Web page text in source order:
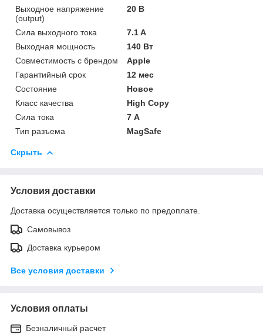
Выходное напряжение
(output)
20 В
Сила выходного тока
7.1 A
Выходная мощность
140 Вт
Совместимость с брендом
Apple
Гарантийный срок
12 мес
Состояние
Новое
Класс качества
High Copy
Сила тока
7 А
Тип разъема
MagSafe
Скрыть
Условия доставки
Доставка осуществляется только по предоплате.
Самовывоз
Доставка курьером
Все условия доставки
Условия оплаты
Безналичный расчет